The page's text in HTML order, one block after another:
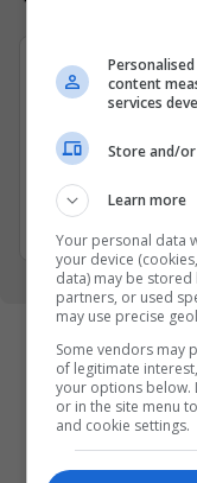
Viva Fresh
Sektorist/e
Milloshevë
31 Korrik 2026
content
services
Store and/
Learn more
Your personal data
your device
data) may be
partners, or used
may use precise
Some vendors may
of legitimate
your options below.
or in the site menu
and cookie settings.